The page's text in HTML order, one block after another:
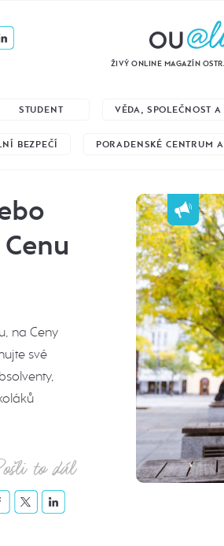
ŽIVÝ ONLINE MAGAZÍN
STUDENT VĚDA, SPOLEČNOST
BEZPEČÍ PORADENSKÉ CENTRUM
na Ceny
své
to dál